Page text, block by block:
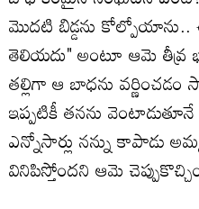
మొదటి బిడ్డను
తెలియదు" అంటూ ఆమె తీవ్ర
తల్లిగా ఆ బాధను
ఇప్పటికీ తనను
ఎన్నోసార్లు నన్ను కాపాడు అమ్మ
వినిపిస్తోందని ఆమె